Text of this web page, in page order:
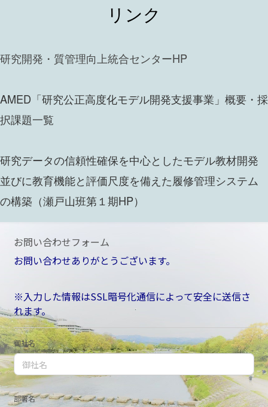
リンク
研究開発・質管理向上統合センターHP
AMED「研究公正高度化モデル開発支援事業」概要・採
択課題一覧
研究データの信頼性確保を中心としたモデル教材開発
並びに教育機能と評価尺度を備えた履修管理システム
の構築（瀬戸山班第１期HP）